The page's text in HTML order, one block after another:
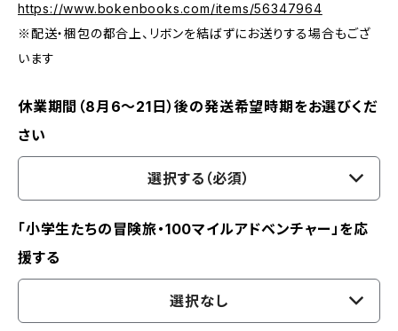
https://www.bokenbooks.com/items/56347964
※配送・梱包の都合上、リボンを結ばずにお送りする場合もござ
います
休業期間（8月6〜21日）後の発送希望時期をお選びくだ
さい
選択する（必須）
「小学生たちの冒険旅・100マイルアドベンチャー」を応
援する
選択なし